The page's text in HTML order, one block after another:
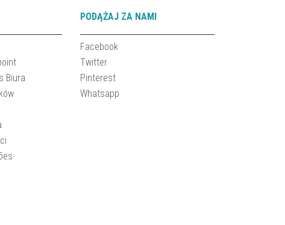
Biura
PODĄŻAJ ZA NAMI
Facebook
Twitter
Pinterest
Whatsapp